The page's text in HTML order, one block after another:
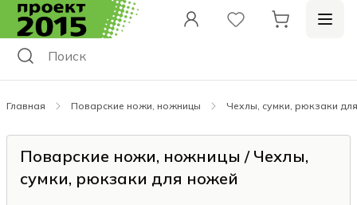
Главная Поварские ножи, ножницы Чехлы, сумки, рюкзаки
Поварские ножи, ножницы / Чехлы,
сумки, рюкзаки для ножей